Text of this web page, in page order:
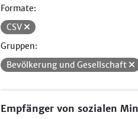
Formate:
CSV
Gruppen:
Bevölkerung und Gesellschaft
Empfänger von sozialen